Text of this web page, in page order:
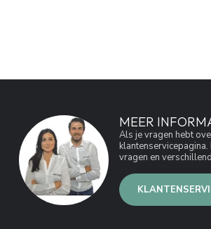
MEER
Als je vragen hebt
vragen en